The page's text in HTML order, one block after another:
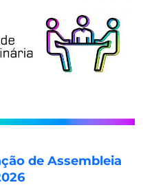
de Assembleia